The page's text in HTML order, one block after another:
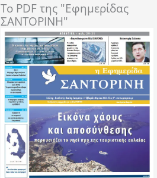
o
k
-
f
To PDF της "Εφημερίδας
ΣΑΝΤΟΡΙΝΗ"